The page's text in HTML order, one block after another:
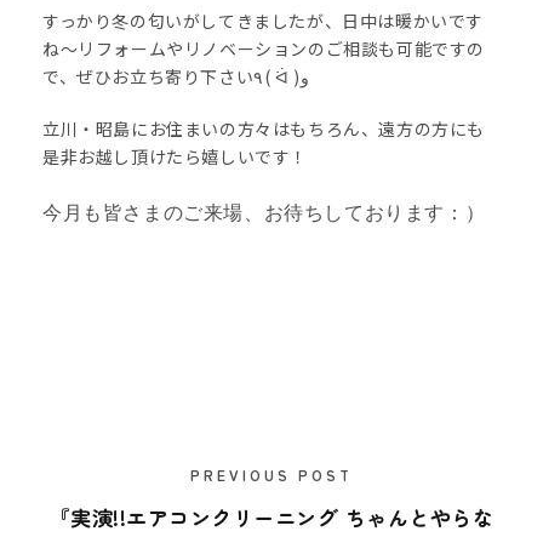
すっかり冬の匂いがしてきましたが、日中は暖かいです
ね〜リフォームやリノベーションのご相談も可能ですの
で、ぜひお立ち寄り下さい٩( ᐛ )و
立川・昭島にお住まいの方々はもちろん、遠方の方にも
是非お越し頂けたら嬉しいです！
今月も皆さまのご来場、お待ちしております：）
PREVIOUS POST
『実演!!エアコンクリーニング ちゃんとやらな